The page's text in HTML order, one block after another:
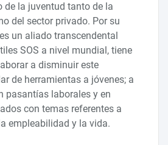
de la juventud tanto de la
del sector privado. Por su
un aliado transcendental
SOS a nivel mundial, tiene
a disminuir este
de herramientas a jóvenes; a
pasantías laborales y en
con temas referentes a
empleabilidad y la vida.